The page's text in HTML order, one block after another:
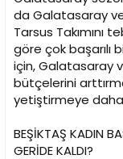
da Galatasaray
Tarsus Takımını
göre çok başarılı
için, Galatasaray
bütçelerini
yetiştirmeye
BEŞİKTAŞ KADIN
GERİDE KALDI?